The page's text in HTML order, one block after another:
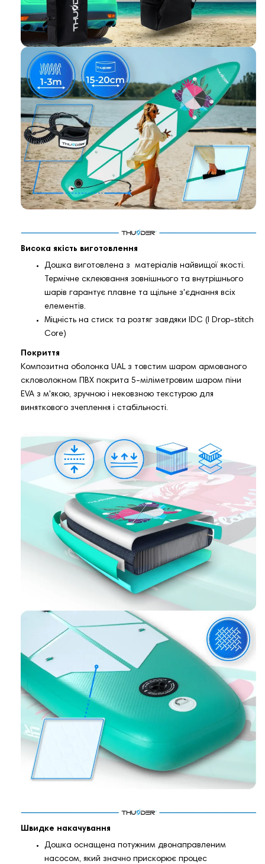
Висока якість виготовлення
Дошка виготовлена ​​з матеріалів найвищої якості.
Термічне склеювання зовнішнього та внутрішнього
шарів гарантує плавне та щільне з'єднання всіх
елементів.
Міцність на стиск та розтяг завдяки IDC (I Drop-stitch
Core)
Покриття
Композитна оболонка UAL з товстим шаром армованого
скловолокном ПВХ покрита 5-міліметровим шаром піни
EVA з м'якою, зручною і нековзною текстурою для
виняткового зчеплення і стабільності.
Швидке накачування
Дошка оснащена потужним двонаправленим
насосом, який значно прискорює процес